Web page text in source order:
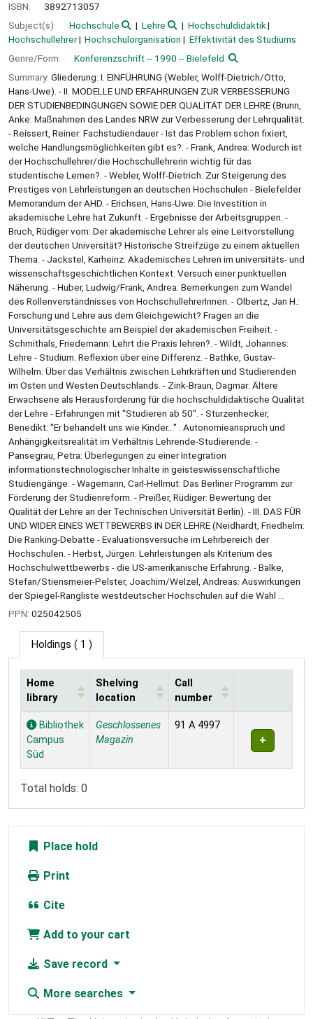
ISBN:
3892713057
Subject(s):
Hochschule Lehre
Hochschuldidaktik
Hochschullehrer
Hochschulorganisation
Effektivität des Studiums
Genre/Form:
Konferenzschrift -- 1990 -- Bielefeld
Summary: Gliederung: I. EINFÜHRUNG (Webler, Wolff-Dietrich/Otto,
Hans-Uwe). - II. MODELLE UND ERFAHRUNGEN ZUR VERBESSERUNG
DER STUDIENBEDINGUNGEN SOWIE DER QUALITÄT DER LEHRE (Brunn,
Anke: Maßnahmen des Landes NRW zur Verbesserung der Lehrqualität.
- Reissert, Reiner: Fachstudiendauer - Ist das Problem schon fixiert,
welche Handlungsmöglichkeiten gibt es?. - Frank, Andrea: Wodurch ist
der Hochschullehrer/die Hochschullehrerin wichtig für das
studentische Lernen?. - Webler, Wolff-Dietrich: Zur Steigerung des
Prestiges von Lehrleistungen an deutschen Hochschulen - Bielefelder
Memorandum der AHD. - Erichsen, Hans-Uwe: Die Investition in
akademische Lehre hat Zukunft. - Ergebnisse der Arbeitsgruppen. -
Bruch, Rüdiger vom: Der akademische Lehrer als eine Leitvorstellung
der deutschen Universität? Historische Streifzüge zu einem aktuellen
Thema. - Jackstel, Karheinz: Akademisches Lehren im universitäts- und
wissenschaftsgeschichtlichen Kontext. Versuch einer punktuellen
Näherung. - Huber, Ludwig/Frank, Andrea: Bemerkungen zum Wandel
des Rollenverständnisses von HochschullehrerInnen. - Olbertz, Jan H.:
Forschung und Lehre aus dem Gleichgewicht? Fragen an die
Universitätsgeschichte am Beispiel der akademischen Freiheit. -
Schmithals, Friedemann: Lehrt die Praxis lehren?. - Wildt, Johannes:
Lehre - Studium. Reflexion über eine Differenz. - Bathke, Gustav-
Wilhelm: Über das Verhältnis zwischen Lehrkräften und Studierenden
im Osten und Westen Deutschlands. - Zink-Braun, Dagmar: Ältere
Erwachsene als Herausforderung für die hochschuldidaktische Qualität
der Lehre - Erfahrungen mit "Studieren ab 50". - Sturzenhecker,
Benedikt: "Er behandelt uns wie Kinder..." . Autonomieanspruch und
Anhängigkeitsrealität im Verhältnis Lehrende-Studierende. -
Pansegrau, Petra: Überlegungen zu einer Integration
informationstechnologischer Inhalte in geisteswissenschaftliche
Studiengänge. - Wagemann, Carl-Hellmut: Das Berliner Programm zur
Förderung der Studienreform. - Preißer, Rüdiger: Bewertung der
Qualität der Lehre an der Technischen Universität Berlin). - III. DAS FÜR
UND WIDER EINES WETTBEWERBS IN DER LEHRE (Neidhardt, Friedhelm:
Die Ranking-Debatte - Evaluationsversuche im Lehrbereich der
Hochschulen. - Herbst, Jürgen: Lehrleistungen als Kriterium des
Hochschulwettbewerbs - die US-amerikanische Erfahrung. - Balke,
Stefan/Stiensmeier-Pelster, Joachim/Welzel, Andreas: Auswirkungen
der Spiegel-Rangliste westdeutscher Hochschulen auf die Wahl ...
PPN: 025042505
Holdings ( 1 )
Holdings
Home
library
Shelving
location
Call
number
Bibliothek
Campus
Süd
Geschlossenes
Magazin
91 A 4997
Total holds: 0
Place hold
Print
Cite
Add to your cart
Save record
More searches